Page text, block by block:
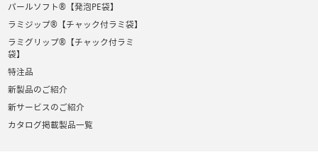
パールソフト®【発泡PE袋】
ラミジップ®【チャック付ラミ袋】
ラミグリップ®【チャック付ラミ
袋】
特注品
新製品のご紹介
新サービスのご紹介
カタログ掲載製品一覧